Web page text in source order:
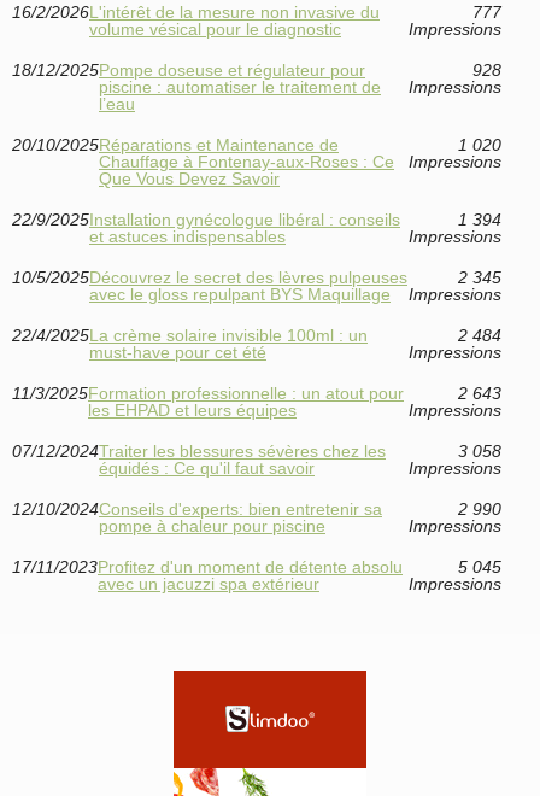
16/2/2026L'intérêt de la mesure non invasive du
volume vésical pour le diagnostic
777
Impressions
18/12/2025Pompe doseuse et régulateur pour
piscine : automatiser le traitement de
l’eau
928
Impressions
20/10/2025Réparations et Maintenance de
Chauffage à Fontenay-aux-Roses : Ce
Que Vous Devez Savoir
1 020
Impressions
22/9/2025Installation gynécologue libéral : conseils
et astuces indispensables
1 394
Impressions
10/5/2025Découvrez le secret des lèvres pulpeuses
avec le gloss repulpant BYS Maquillage
2 345
Impressions
22/4/2025La crème solaire invisible 100ml : un
must-have pour cet été
2 484
Impressions
11/3/2025Formation professionnelle : un atout pour
les EHPAD et leurs équipes
2 643
Impressions
07/12/2024Traiter les blessures sévères chez les
équidés : Ce qu'il faut savoir
3 058
Impressions
12/10/2024Conseils d'experts: bien entretenir sa
pompe à chaleur pour piscine
2 990
Impressions
17/11/2023Profitez d'un moment de détente absolu
avec un jacuzzi spa extérieur
5 045
Impressions